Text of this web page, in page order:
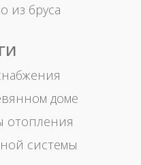
из бруса
доме
отопления
системы